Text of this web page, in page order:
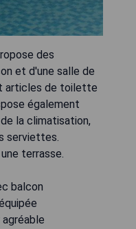
des
et d'une salle de
articles de toilette
également
la climatisation,
serviettes.
terrasse.
balcon